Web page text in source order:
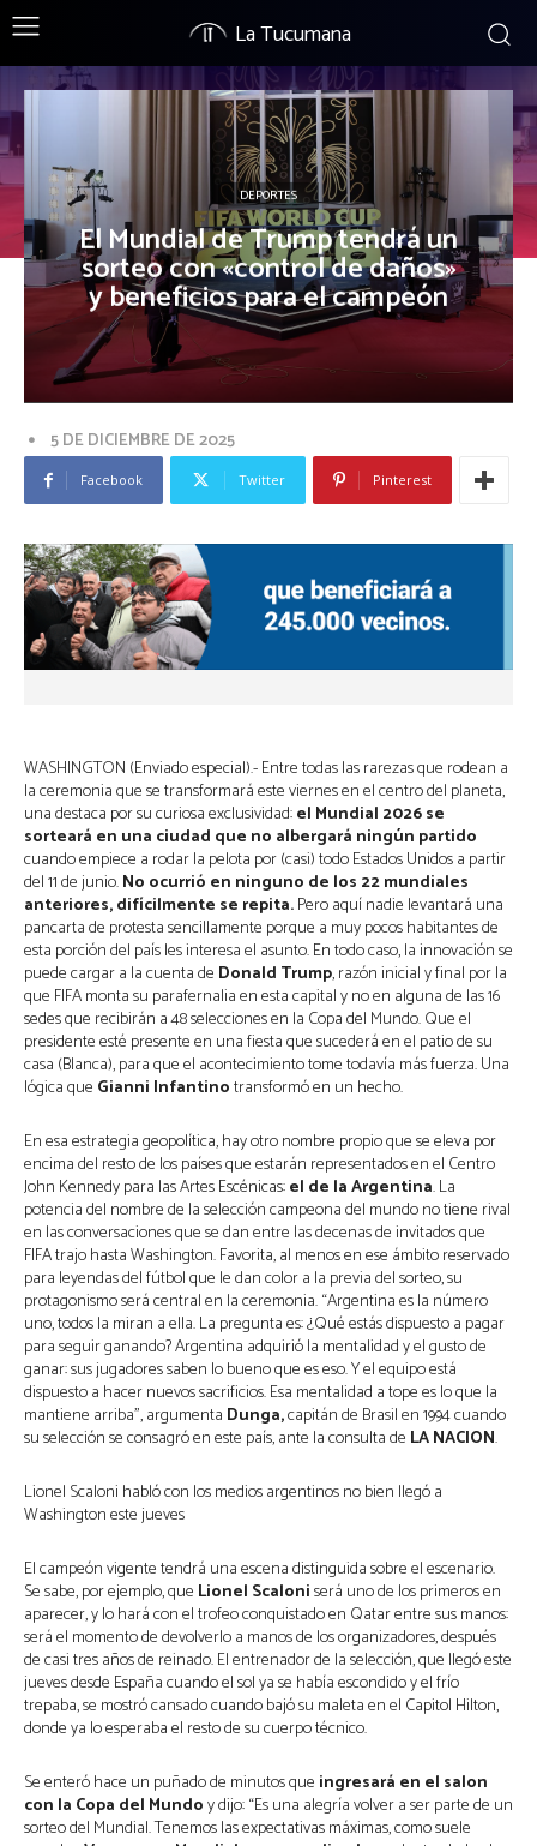
La Tucumana
DEPORTES
El Mundial de Trump tendrá un
sorteo con «control de daños»
y beneficios para el campeón
5 DE DICIEMBRE DE 2025
Facebook Twitter Pinterest
WASHINGTON (Enviado especial).- Entre todas las rarezas que rodean a
la ceremonia que se transformará este viernes en el centro del planeta,
una destaca por su curiosa exclusividad:el Mundial 2026 se
sorteará en una ciudad que no albergará ningún partido
cuando empiece a rodar la pelota por (casi) todo Estados Unidos a partir
del 11 de junio.No ocurrió en ninguno de los 22 mundiales
anteriores, difícilmente se repita.Pero aquí nadie levantará una
pancarta de protesta sencillamente porque a muy pocos habitantes de
esta porción del país les interesa el asunto. En todo caso, la innovación se
puede cargar a la cuenta de Donald Trump, razón inicial y final por la
que FIFA monta su parafernalia en esta capital y no en alguna de las 16
sedes que recibirán a 48 selecciones en la Copa del Mundo. Que el
presidente esté presente en una fiesta que sucederá en el patio de su
casa (Blanca), para que el acontecimiento tome todavía más fuerza. Una
lógica que Gianni Infantinotransformó en un hecho.
En esa estrategia geopolítica, hay otro nombre propio que se eleva por
encima del resto de los países que estarán representados en el Centro
John Kennedy para las Artes Escénicas:el de la Argentina. La
potencia del nombre de la selección campeona del mundo no tiene rival
en las conversaciones que se dan entre las decenas de invitados que
FIFA trajo hasta Washington. Favorita, al menos en ese ámbito reservado
para leyendas del fútbol que le dan color a la previa del sorteo, su
protagonismo será central en la ceremonia. “Argentina es la número
uno, todos la miran a ella. La pregunta es: ¿Qué estás dispuesto a pagar
para seguir ganando? Argentina adquirió la mentalidad y el gusto de
ganar: sus jugadores saben lo bueno que es eso. Y el equipo está
dispuesto a hacer nuevos sacrificios. Esa mentalidad a tope es lo que la
mantiene arriba”, argumenta Dunga,capitán de Brasil en 1994 cuando
su selección se consagró en este país, ante la consulta de LA NACION.
Lionel Scaloni habló con los medios argentinos no bien llegó a
Washington este jueves
El campeón vigente tendrá una escena distinguida sobre el escenario.
Se sabe, por ejemplo, que Lionel Scaloniserá uno de los primeros en
aparecer, y lo hará con el trofeo conquistado en Qatar entre sus manos:
será el momento de devolverlo a manos de los organizadores, después
de casi tres años de reinado. El entrenador de la selección, que llegó este
jueves desde España cuando el sol ya se había escondido y el frío
trepaba, se mostró cansado cuando bajó su maleta en el Capitol Hilton,
donde ya lo esperaba el resto de su cuerpo técnico.
Se enteró hace un puñado de minutos que ingresará en el salon
con la Copa del Mundoy dijo: “Es una alegría volver a ser parte de un
sorteo del Mundial. Tenemos las expectativas máximas, como suele